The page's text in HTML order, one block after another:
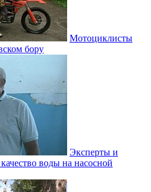
Мотоциклисты
бору
Эксперты и
воды на насосной